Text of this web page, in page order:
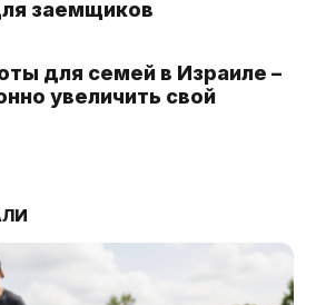
заемщиков
для семей в Израиле –
увеличить свой